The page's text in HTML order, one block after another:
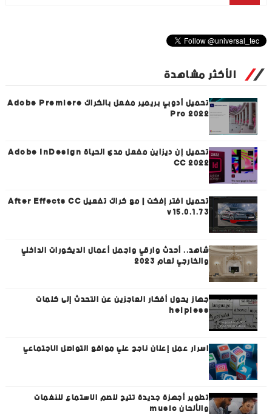
الأكثر مشاهدة
تحميل أدوبي بريمير مفعل بالكراك Adobe Premiere
Pro 2022
تحميل إن ديزاين مفعل مدى الحياة Adobe InDesign
CC 2022
تحميل افتر إفكت | مع كراك تفعيل After Effects CC
v15.0.1.73
شاهد.. أحدث وارقي واجمل أعمال الديكورات الداخلي
والخارجي لعام 2023
جهاز يحول أفكار العاجزين عن التحدث إلى كلمات
helpless
اسرار عمل إعلان ناجح علي مواقع التواصل الاجتماعي
تطوير أجهزة جديدة تتيح للصم الاستماع للنغمات
والألحان music